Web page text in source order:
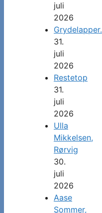
juli
2026
Grydelapper.
31.
juli
2026
Restetop
31.
juli
2026
Ulla
Mikkelsen,
Rørvig
30.
juli
2026
Aase
Sommer,